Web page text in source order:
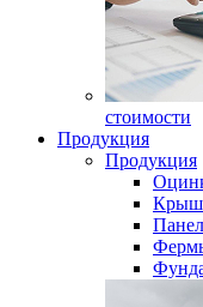
стоимости
Продукция
Продукция